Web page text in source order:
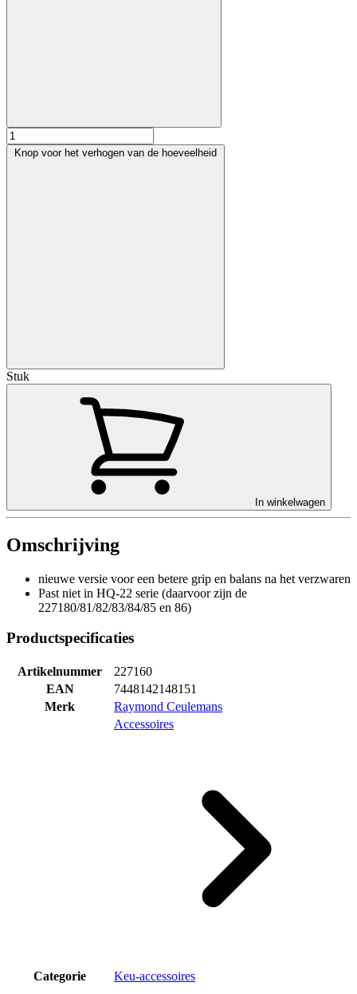
Knop voor het verhogen van de hoeveelheid
Stuk
In winkelwagen
Omschrijving
nieuwe versie voor een betere grip en balans na het verzwaren
Past niet in HQ-22 serie (daarvoor zijn de
227180/81/82/83/84/85 en 86)
Productspecificaties
Artikelnummer
227160
EAN
7448142148151
Merk
Raymond Ceulemans
Categorie
Accessoires
Keu-accessoires